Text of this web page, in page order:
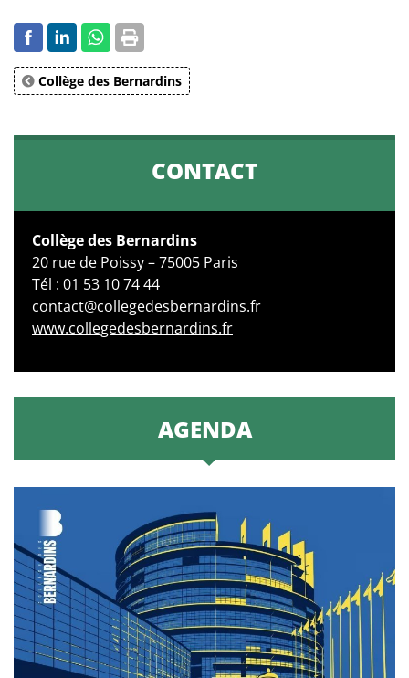
Collège des Bernardins
CONTACT
Collège des Bernardins
20 rue de Poissy – 75005 Paris
Tél : 01 53 10 74 44
contact@collegedesbernardins.fr
www.collegedesbernardins.fr
AGENDA